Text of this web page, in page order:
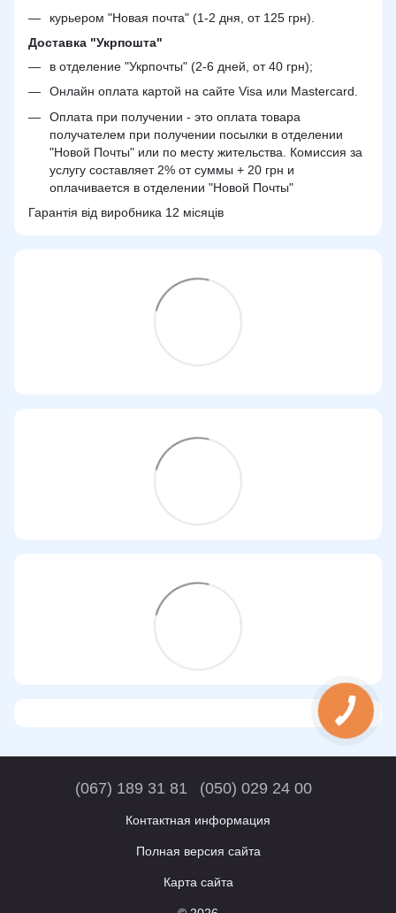
курьером "Новая почта" (1-2 дня, от 125 грн).
Доставка "Укрпошта"
в отделение "Укрпочты" (2-6 дней, от 40 грн);
Онлайн оплата картой на сайте Visa или Mastercard.
Оплата при получении - это оплата товара
получателем при получении посылки в отделении
"Новой Почты" или по месту жительства. Комиссия за
услугу составляет 2% от суммы + 20 грн и
оплачивается в отделении "Новой Почты"
Гарантія від виробника 12 місяців
(067) 189 31 81 (050) 029 24 00
Контактная информация
Полная версия сайта
Карта сайта